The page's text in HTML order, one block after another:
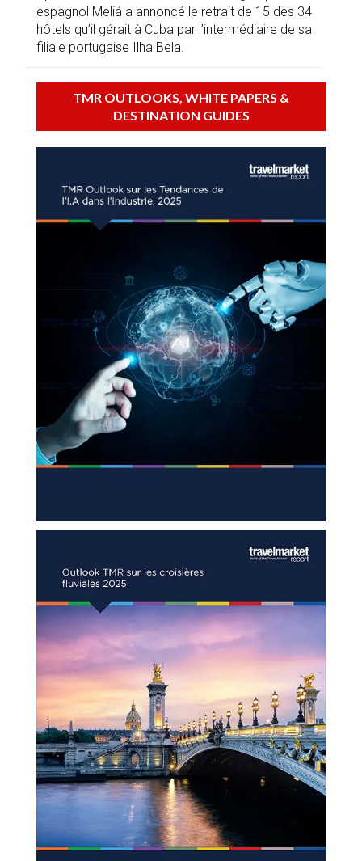
espagnol Meliá a annoncé le retrait de 15 des 34
hôtels qu’il gérait à Cuba par l’intermédiaire de sa
filiale portugaise Ilha Bela.
TMR OUTLOOKS, WHITE PAPERS &
DESTINATION GUIDES